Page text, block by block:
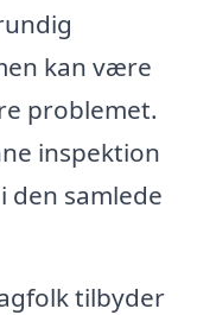
kan være
problemet.
inspektion
samlede
tilbyder